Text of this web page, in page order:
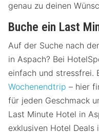
genau zu deinen
Buche ein Last
Auf der Suche nach
in Aspach? Bei
einfach und stressfrei.
Wochenendtrip – hier
für jeden Geschmack
Last Minute Hotel in
exklusiven Hotel